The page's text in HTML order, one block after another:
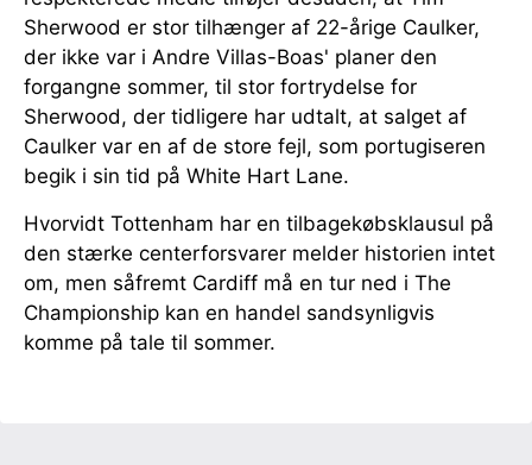
Sherwood er stor tilhænger af 22-årige Caulker,
der ikke var i Andre Villas-Boas' planer den
forgangne sommer, til stor fortrydelse for
Sherwood, der tidligere har udtalt, at salget af
Caulker var en af de store fejl, som portugiseren
begik i sin tid på White Hart Lane.
Hvorvidt Tottenham har en tilbagekøbsklausul på
den stærke centerforsvarer melder historien intet
om, men såfremt Cardiff må en tur ned i The
Championship kan en handel sandsynligvis
komme på tale til sommer.